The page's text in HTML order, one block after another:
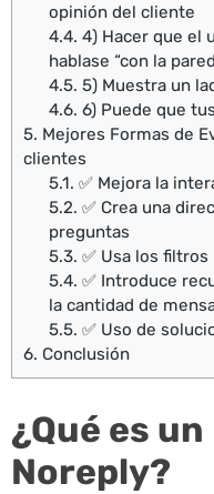
opinión del cliente
4.4. 4) Hacer que el
hablase “con la
4.5. 5) Muestra un
4.6. 6) Puede que
5. Mejores Formas de
clientes
5.1. ✅ Mejora la
5.2. ✅ Crea una
preguntas
5.3. ✅ Usa los filtros
5.4. ✅ Introduce
la cantidad de
5.5. ✅ Uso de
6. Conclusión
¿Qué es un
Noreply?